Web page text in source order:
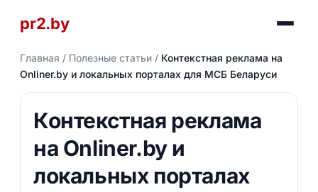
pr2.by
Главная / Полезные статьи/ Контекстная реклама на
Onliner.by и локальных порталах для МСБ Беларуси
Контекстная реклама
на Onliner.by и
локальных порталах